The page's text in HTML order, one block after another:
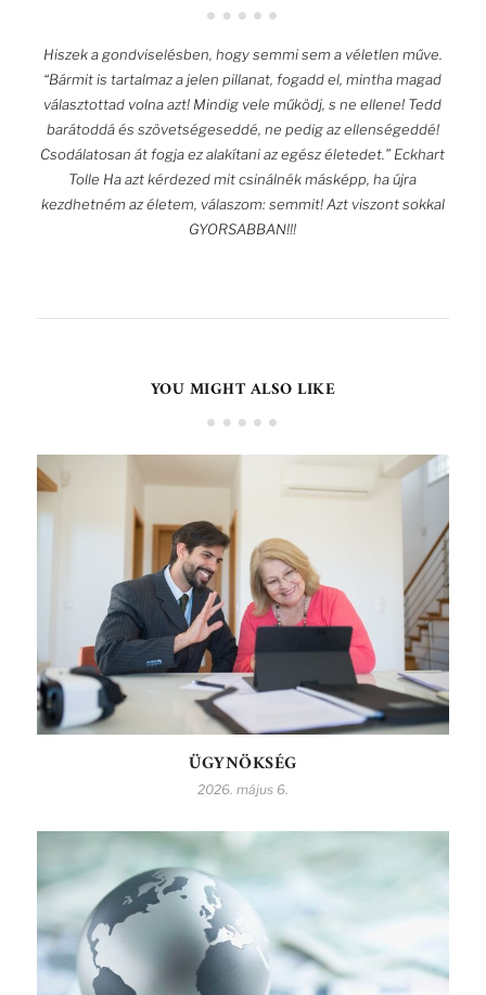
Hiszek a gondviselésben, hogy semmi sem a véletlen műve.
“Bármit is tartalmaz a jelen pillanat, fogadd el, mintha magad
választottad volna azt! Mindig vele működj, s ne ellene! Tedd
barátoddá és szövetségeseddé, ne pedig az ellenségeddé!
Csodálatosan át fogja ez alakítani az egész életedet.” Eckhart
Tolle Ha azt kérdezed mit csinálnék másképp, ha újra
kezdhetném az életem, válaszom: semmit! Azt viszont sokkal
GYORSABBAN!!!
YOU MIGHT ALSO LIKE
ÜGYNÖKSÉG
2026. május 6.